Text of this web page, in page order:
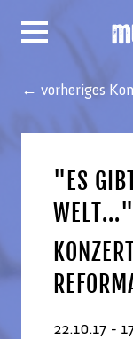
← vorheriges
"ES
WELT..."
22.10.17 -